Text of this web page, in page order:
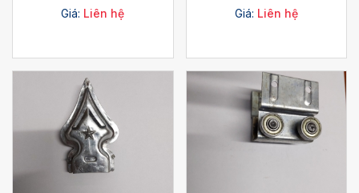
Giá: Liên hệ Giá: Liên hệ